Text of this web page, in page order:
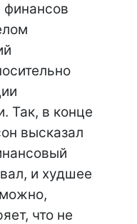
Так, в конце
высказал
и худшее
что не